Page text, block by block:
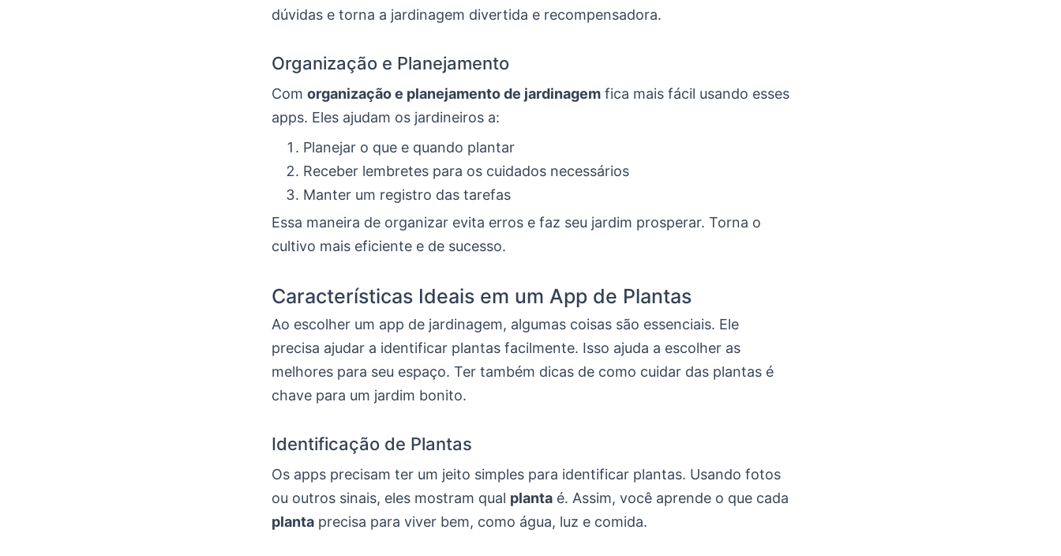
dúvidas e torna a jardinagem divertida e recompensadora.
Organização e Planejamento
Com organização e planejamento de jardinagem fica mais fácil usando esses
apps. Eles ajudam os jardineiros a:
Planejar o que e quando plantar
Receber lembretes para os cuidados necessários
Manter um registro das tarefas
Essa maneira de organizar evita erros e faz seu jardim prosperar. Torna o
cultivo mais eficiente e de sucesso.
Características Ideais em um App de Plantas
Ao escolher um app de jardinagem, algumas coisas são essenciais. Ele
precisa ajudar a identificar plantas facilmente. Isso ajuda a escolher as
melhores para seu espaço. Ter também dicas de como cuidar das plantas é
chave para um jardim bonito.
Identificação de Plantas
Os apps precisam ter um jeito simples para identificar plantas. Usando fotos
ou outros sinais, eles mostram qual planta é. Assim, você aprende o que cada
planta precisa para viver bem, como água, luz e comida.